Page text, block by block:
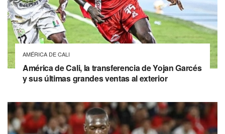
AMÉRICA DE CALI
América de Cali, la transferencia de Yojan Garcés
y sus últimas grandes ventas al exterior